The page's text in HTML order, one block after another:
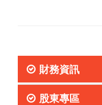
財務資訊
股東專區